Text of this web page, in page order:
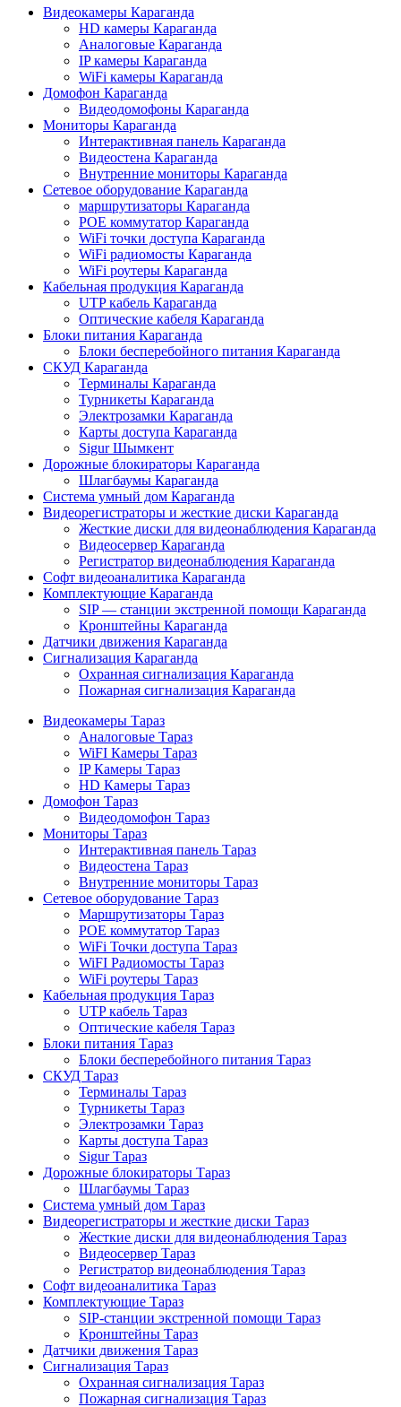
Видеокамеры Караганда
HD камеры Караганда
Аналоговые Караганда
IP камеры Караганда
WiFi камеры Караганда
Домофон Караганда
Видеодомофоны Караганда
Мониторы Караганда
Интерактивная панель Караганда
Видеостена Караганда
Внутренние мониторы Караганда
Сетевое оборудование Караганда
маршрутизаторы Караганда
POE коммутатор Караганда
WiFi точки доступа Караганда
WiFi радиомосты Караганда
WiFi роутеры Караганда
Кабельная продукция Караганда
UTP кабель Караганда
Оптические кабеля Караганда
Блоки питания Караганда
Блоки бесперебойного питания Караганда
СКУД Караганда
Терминалы Караганда
Турникеты Караганда
Электрозамки Караганда
Карты доступа Караганда
Sigur Шымкент
Дорожные блокираторы Караганда
Шлагбаумы Караганда
Система умный дом Караганда
Видеорегистраторы и жесткие диски Караганда
Жесткие диски для видеонаблюдения Караганда
Видеосервер Караганда
Регистратор видеонаблюдения Караганда
Софт видеоаналитика Караганда
Комплектующие Караганда
SIP — станции экстренной помощи Караганда
Кронштейны Караганда
Датчики движения Караганда
Сигнализация Караганда
Охранная сигнализация Караганда
Пожарная сигнализация Караганда
Видеокамеры Тараз
Аналоговые Тараз
WiFI Камеры Тараз
IP Камеры Тараз
HD Камеры Тараз
Домофон Тараз
Видеодомофон Тараз
Мониторы Тараз
Интерактивная панель Тараз
Видеостена Тараз
Внутренние мониторы Тараз
Сетевое оборудование Тараз
Маршрутизаторы Тараз
POE коммутатор Тараз
WiFi Точки доступа Тараз
WiFI Радиомосты Тараз
WiFi роутеры Тараз
Кабельная продукция Тараз
UTP кабель Тараз
Оптические кабеля Тараз
Блоки питания Тараз
Блоки бесперебойного питания Тараз
СКУД Тараз
Терминалы Тараз
Турникеты Тараз
Электрозамки Тараз
Карты доступа Тараз
Sigur Тараз
Дорожные блокираторы Тараз
Шлагбаумы Тараз
Система умный дом Тараз
Видеорегистраторы и жесткие диски Тараз
Жесткие диски для видеонаблюдения Тараз
Видеосервер Тараз
Регистратор видеонаблюдения Тараз
Софт видеоаналитика Тараз
Комплектующие Тараз
SIP-станции экстренной помощи Тараз
Кронштейны Тараз
Датчики движения Тараз
Сигнализация Тараз
Охранная сигнализация Тараз
Пожарная сигнализация Тараз